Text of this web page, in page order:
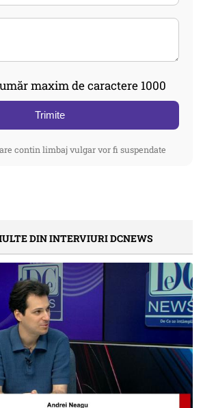
maxim de caractere 1000
Trimite
contin limbaj vulgar vor fi suspendate
DIN INTERVIURI DCNEWS